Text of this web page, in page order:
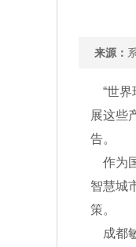
来源：
“世界
展这些
告。
作为
智慧城
策。
成都